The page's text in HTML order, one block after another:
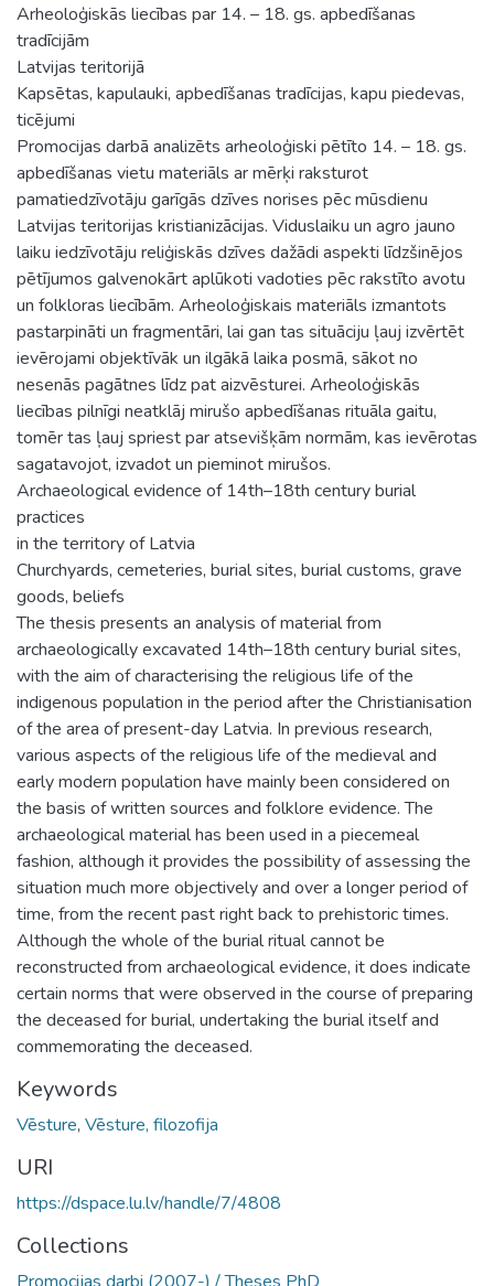
Arheoloģiskās liecības par 14. – 18. gs. apbedīšanas
tradīcijām
Latvijas teritorijā
Kapsētas, kapulauki, apbedīšanas tradīcijas, kapu piedevas,
ticējumi
Promocijas darbā analizēts arheoloģiski pētīto 14. – 18. gs.
apbedīšanas vietu materiāls ar mērķi raksturot
pamatiedzīvotāju garīgās dzīves norises pēc mūsdienu
Latvijas teritorijas kristianizācijas. Viduslaiku un agro jauno
laiku iedzīvotāju reliģiskās dzīves dažādi aspekti līdzšinējos
pētījumos galvenokārt aplūkoti vadoties pēc rakstīto avotu
un folkloras liecībām. Arheoloģiskais materiāls izmantots
pastarpināti un fragmentāri, lai gan tas situāciju ļauj izvērtēt
ievērojami objektīvāk un ilgākā laika posmā, sākot no
nesenās pagātnes līdz pat aizvēsturei. Arheoloģiskās
liecības pilnīgi neatklāj mirušo apbedīšanas rituāla gaitu,
tomēr tas ļauj spriest par atsevišķām normām, kas ievērotas
sagatavojot, izvadot un pieminot mirušos.
Archaeological evidence of 14th–18th century burial
practices
in the territory of Latvia
Churchyards, cemeteries, burial sites, burial customs, grave
goods, beliefs
The thesis presents an analysis of material from
archaeologically excavated 14th–18th century burial sites,
with the aim of characterising the religious life of the
indigenous population in the period after the Christianisation
of the area of present-day Latvia. In previous research,
various aspects of the religious life of the medieval and
early modern population have mainly been considered on
the basis of written sources and folklore evidence. The
archaeological material has been used in a piecemeal
fashion, although it provides the possibility of assessing the
situation much more objectively and over a longer period of
time, from the recent past right back to prehistoric times.
Although the whole of the burial ritual cannot be
reconstructed from archaeological evidence, it does indicate
certain norms that were observed in the course of preparing
the deceased for burial, undertaking the burial itself and
commemorating the deceased.
Keywords
Vēsture, Vēsture, filozofija
URI
https://dspace.lu.lv/handle/7/4808
Collections